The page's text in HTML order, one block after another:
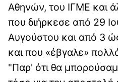
Αθηνών, του ΙΓΜΕ και
που διήρκεσε από 29
Αυγούστου και από 3
και που «έβγαλε»
"Παρ' ότι θα